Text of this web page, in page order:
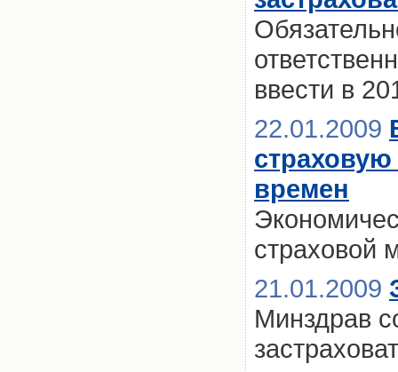
ввести в
22.01.2009
времен
страховой
21.01.2009
Минздрав